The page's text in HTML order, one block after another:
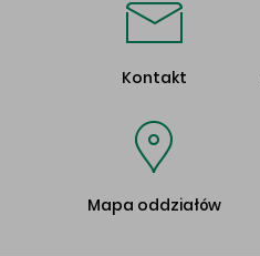
Kontakt
Mapa oddziałów